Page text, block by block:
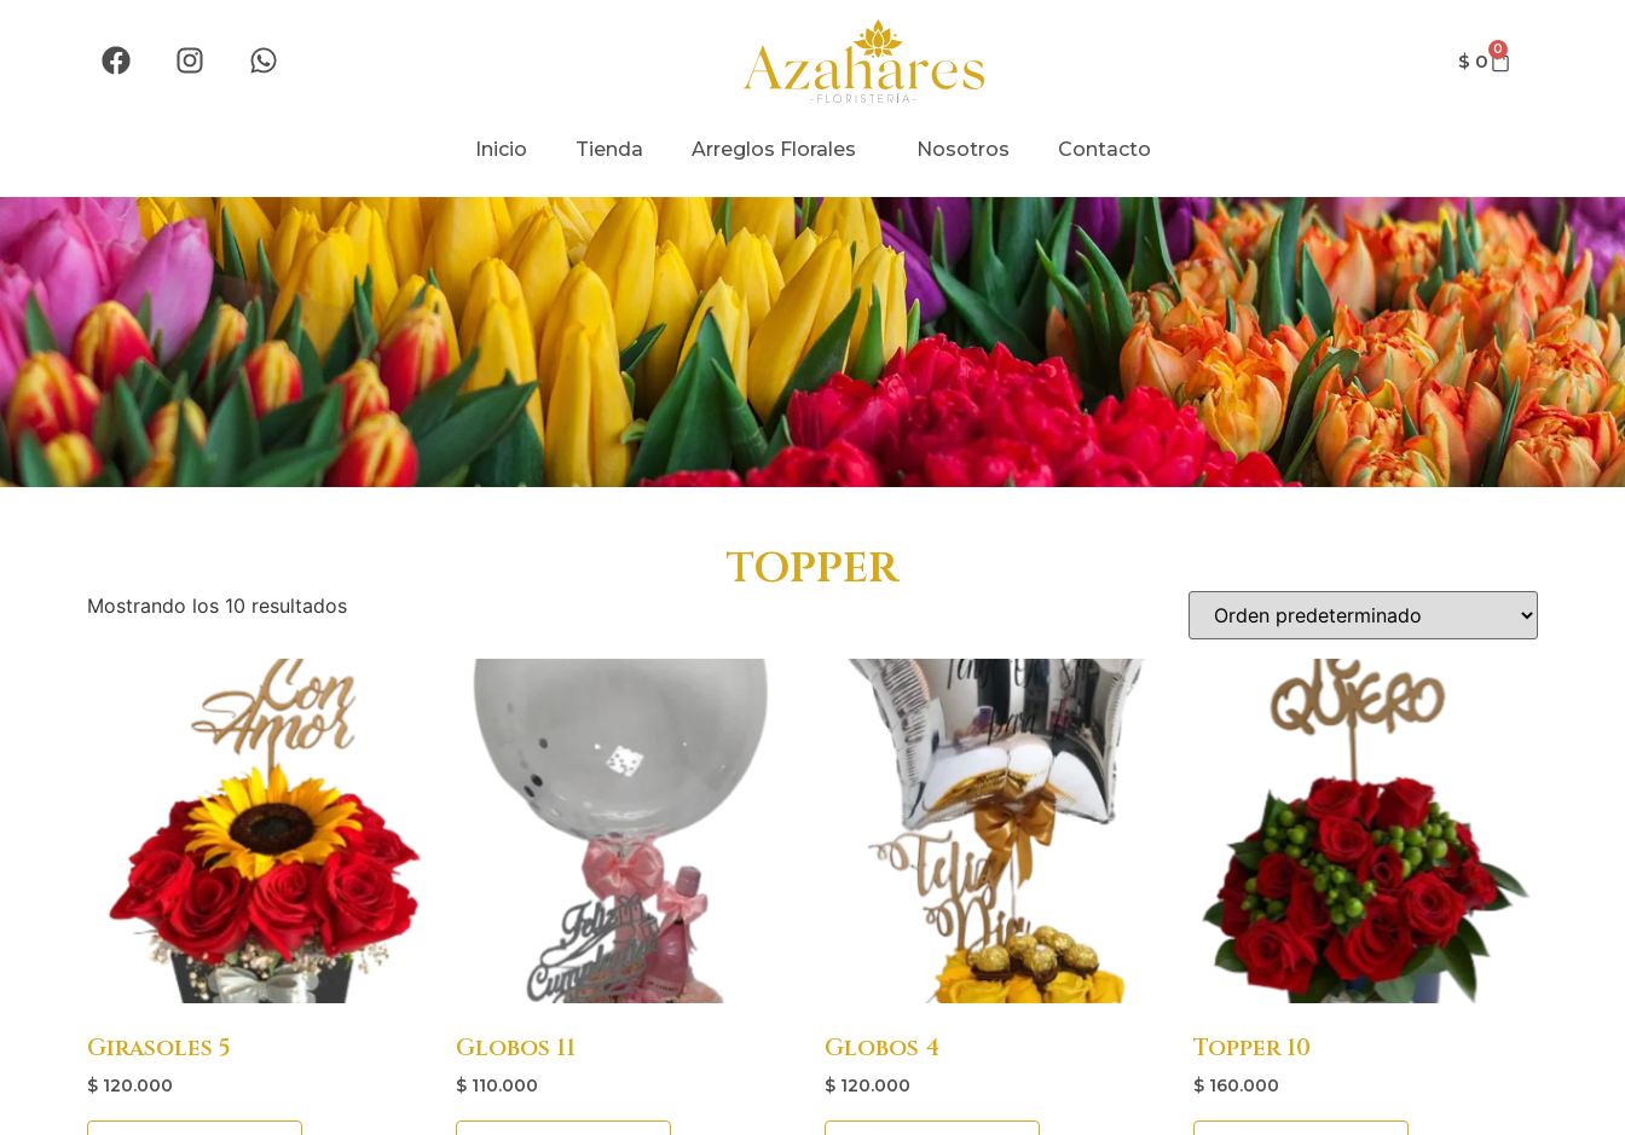
$ 0 0
Inicio Tienda Arreglos Florales Nosotros Contacto
topper
Mostrando los 10 resultados
Girasoles 5
$ 120.000
Globos 11
$ 110.000
Globos 4
$ 120.000
Topper 10
$ 160.000